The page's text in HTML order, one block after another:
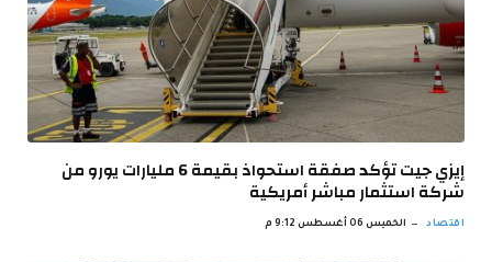
إيزي جيت تؤكد صفقة استحواذ بقيمة 6 مليارات يورو من
شركة استثمار مباشر أمريكية
اقتصاد الخميس 06 أغسطس 9:12 م